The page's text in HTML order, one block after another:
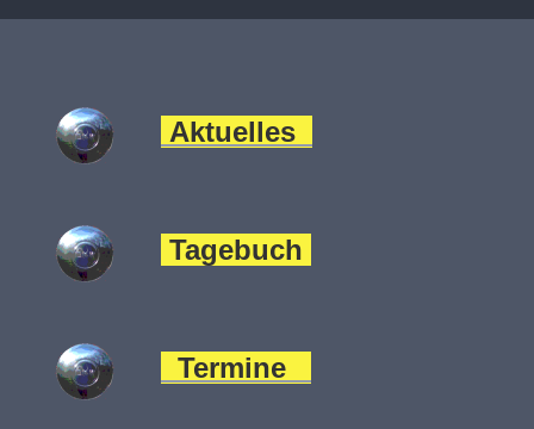
Aktuelles
Tagebuch
Termine